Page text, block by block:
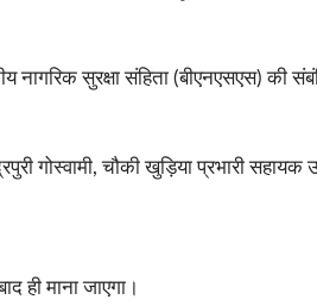
सुरक्षा संहिता (बीएनएसएस) की
गोस्वामी, चौकी खुड़िया प्रभारी सहायक
ही माना जाएगा।